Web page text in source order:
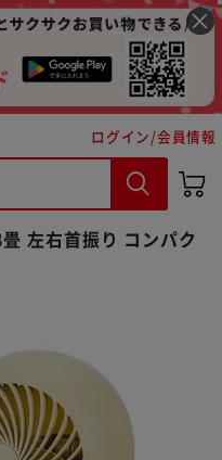
ログイン/会員情報
左右首振り コンパク